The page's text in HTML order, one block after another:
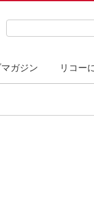
ガジン リコー
検索キーワード入力